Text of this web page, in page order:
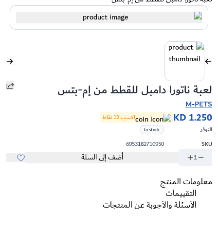
المعرفة
تبنّي ولمّ الشمل
لعبة عبر الإنترنت
برنامج الولاء
لعبة ناتورا دامبل للقطط من إم-بتس
M-PETS
KD 1.250
اكسب 12 نقاط
التوفر
In stock
SKU
6953182710950
1 أضف إلى السلة
معلومات المنتج
التقييمات
الأسئلة والأجوبة عن المنتجات